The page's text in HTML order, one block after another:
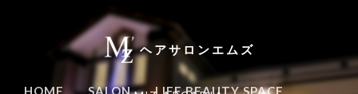
ヘアサロンエムズ
HOME SALON LIFE BEAUTY SPACE